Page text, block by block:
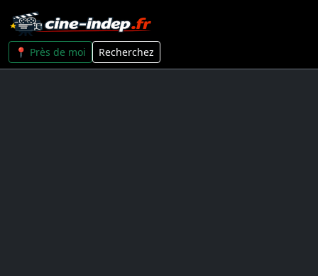
📍 Près de moi Recherchez